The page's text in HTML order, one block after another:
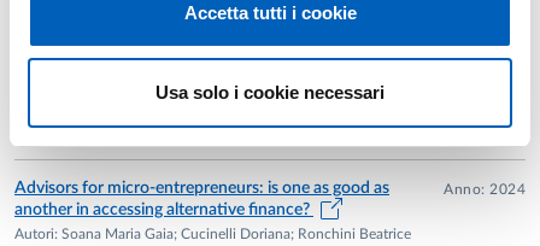
Accetta tutti i cookie
Usa solo i cookie necessari
Bando FIRB 2003 Componente dell’Unità Locale
nell’ambito del Progetto Smefin “Ridisegno dell’infrastruttura
soluzioni finanziarie, istituzionali e informatiche per
aziendali e la gestione dei rischi”, Responsabile Scientifico
Prof. Luca Erzegovesi, Coordinatore Locale Prof. Giulio
Italian household debt: leveraging financial knowledge and
Autori: Arcuri Maria Cristina; Ronchini Beatrice; Gandolfi Gino
Advisors for micro-entrepreneurs: is one as good as
another in accessing alternative finance?
Autori: Soana Maria Gaia; Cucinelli Doriana; Ronchini Beatrice
Anno: 2024